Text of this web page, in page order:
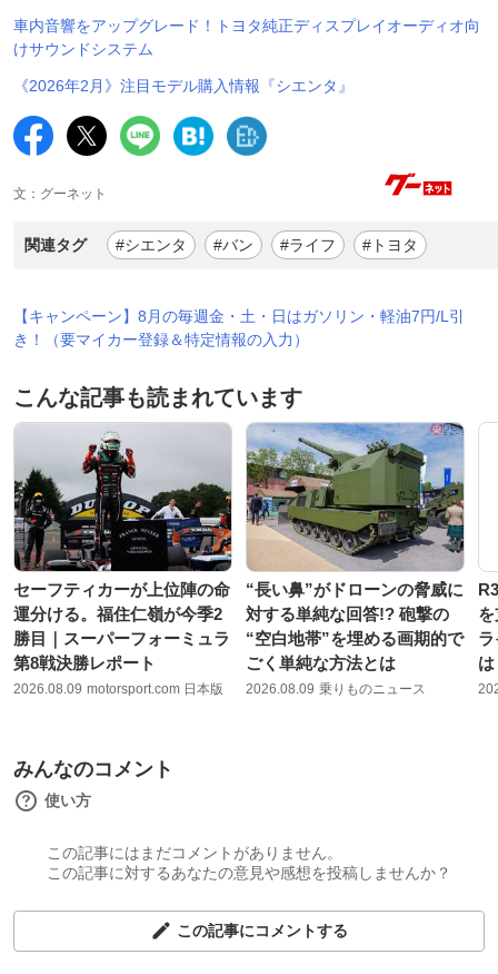
車内音響をアップグレード！トヨタ純正ディスプレイオーディオ向
けサウンドシステム
《2026年2月》注目モデル購入情報『シエンタ』
文：グーネット
関連タグ #シエンタ #バン #ライフ #トヨタ
【キャンペーン】8月の毎週金・土・日はガソリン・軽油7円/L引
き！（要マイカー登録＆特定情報の入力）
こんな記事も読まれています
セーフティカーが上位陣の命
運分ける。福住仁嶺が今季2
勝目｜スーパーフォーミュラ
第8戦決勝レポート
2026.08.09 motorsport.com 日本版
“長い鼻”がドローンの脅威に
対する単純な回答!? 砲撃の
“空白地帯”を埋める画期的で
ごく単純な方法とは
2026.08.09 乗りものニュース
は
みんなのコメント
使い方
この記事にはまだコメントがありません。
この記事に対するあなたの意見や感想を投稿しませんか？
この記事にコメントする